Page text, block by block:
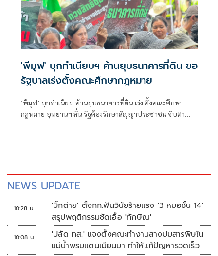
'พีมูฟ' บุกทำเนียบฯ ค้านยุบธนาคารที่ดิน ขอ
รัฐบาลเร่งตั้งคณะศึกษากฎหมาย
‘พีมูฟ’ บุกทำเนียบ ค้านยุบธนาคารที่ดิน เร่ง ตั้งคณะศึกษา
กฎหมาย อุทยานฯ ลั่น รัฐต้องรักษาสัญญาประชาชน จับตา
NEWS UPDATE
10:28 น.
'บิ๊กต่าย' ตั้งกก.ฟันวินัยร้ายแรง '3 หมอชั้น 14'
สรุปพฤติกรรมชัดเอื้อ 'ทักษิณ'
10:08 น.
'ปลัด ทส.' แจงตั้งคณะทำงานสางปมสารพิษใน
แม่น้ำพรมแดนเมียนมา ทำให้แก้ปัญหารวดเร็ว